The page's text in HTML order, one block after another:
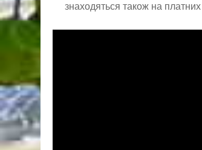
знаходяться також на